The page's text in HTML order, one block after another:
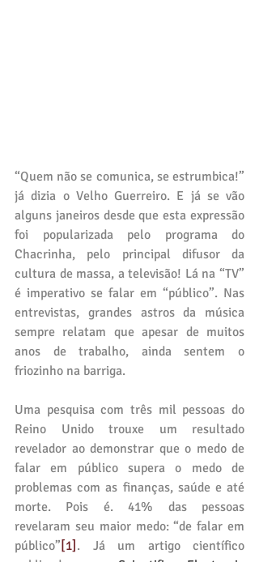
“Quem não se comunica, se estrumbica!”
já dizia o Velho Guerreiro. E já se vão
alguns janeiros desde que esta expressão
foi popularizada pelo programa do
Chacrinha, pelo principal difusor da
cultura de massa, a televisão! Lá na “TV”
é imperativo se falar em “público”. Nas
entrevistas, grandes astros da música
sempre relatam que apesar de muitos
anos de trabalho, ainda sentem o
friozinho na barriga.
Uma pesquisa com três mil pessoas do
Reino Unido trouxe um resultado
revelador ao demonstrar que o medo de
falar em público supera o medo de
problemas com as finanças, saúde e até
morte. Pois é. 41% das pessoas
revelaram seu maior medo: “de falar em
público” [1] . Já um artigo científico